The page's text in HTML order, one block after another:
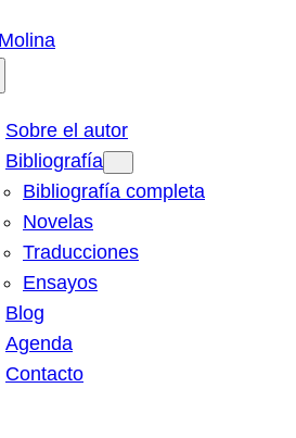
Sobre el autor
Bibliografía
Bibliografía completa
Novelas
Traducciones
Ensayos
Blog
Agenda
Contacto